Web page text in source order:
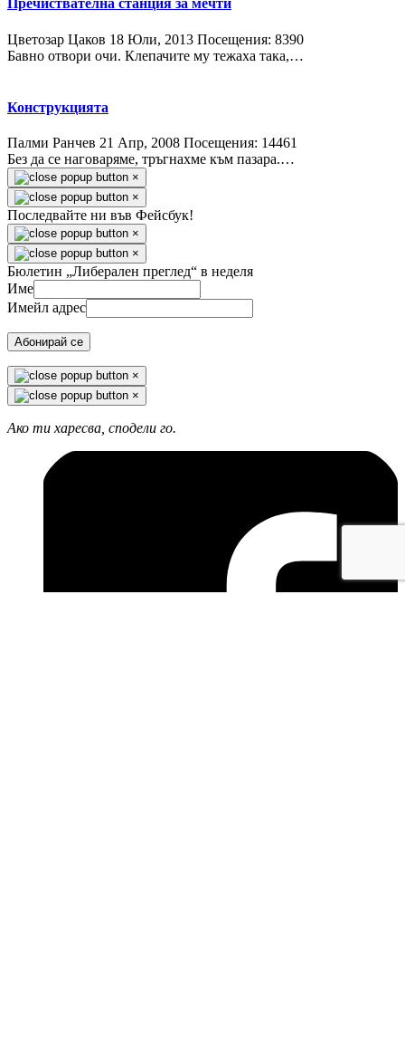
Пречиствателна станция за мечти
Цветозар Цаков 18 Юли, 2013 Посещения: 8390
Бавно отвори очи. Клепачите му тежаха така,…
Конструкцията
Палми Ранчев 21 Апр, 2008 Посещения: 14461
Без да се наговаряме, тръгнахме към пазара.…
×
×
Последвайте ни във Фейсбук!
×
×
Бюлетин „Либерален преглед“ в неделя
Име
Имейл адрес
Абонирай се
×
×
Ако ти харесва, сподели го.